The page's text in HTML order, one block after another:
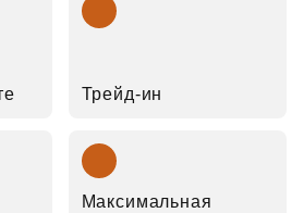
Трейд‑ин
Максимальная